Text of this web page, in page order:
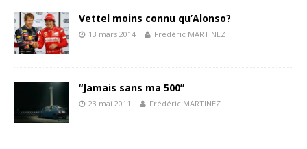
Vettel moins connu qu’Alonso?
13 mars 2014 Frédéric MARTINEZ
“Jamais sans ma 500”
23 mai 2011 Frédéric MARTINEZ